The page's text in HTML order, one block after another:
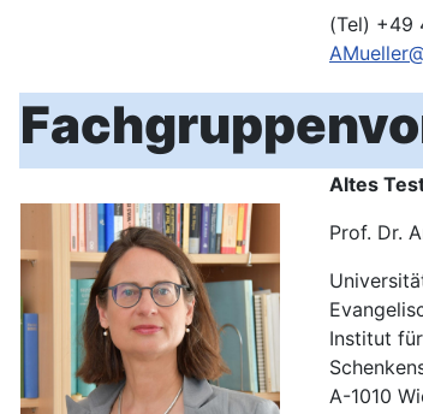
(Tel) +49
Altes
Prof. Dr.
Institut
A-1010